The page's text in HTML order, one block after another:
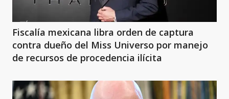
Fiscalía mexicana libra orden de captura
contra dueño del Miss Universo por manejo
de recursos de procedencia ilícita